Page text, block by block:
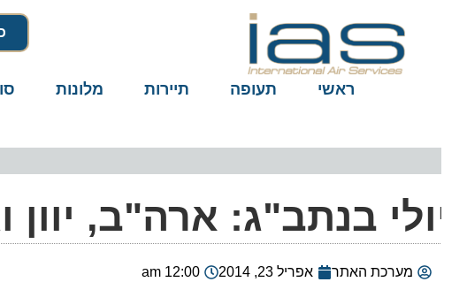
ראשי תעופה תיירות מלונות
בנתב"ג: ארה"ב, יוון
מערכת האתר אפריל 23, 2014 12:00 am